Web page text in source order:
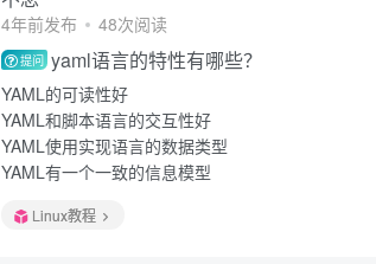
4年前发布 48次阅读
提问 yaml语言的特性有哪些？
YAML的可读性好
YAML和脚本语言的交互性好
YAML使用实现语言的数据类型
YAML有一个一致的信息模型
Linux教程